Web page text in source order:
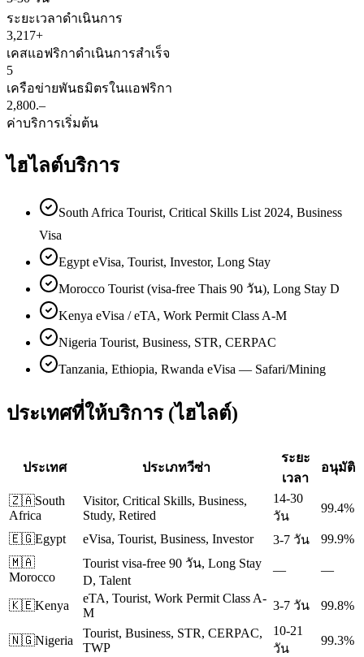
ระยะเวลาดำเนินการ
3,217+
เคสแอฟริกาดำเนินการสำเร็จ
5
เครือข่ายพันธมิตรในแอฟริกา
2,800.–
ค่าบริการเริ่มต้น
ไฮไลต์บริการ
South Africa Tourist, Critical Skills List 2024, Business
Visa
Egypt eVisa, Tourist, Investor, Long Stay
Morocco Tourist (visa-free Thais 90 วัน), Long Stay D
Kenya eVisa / eTA, Work Permit Class A-M
Nigeria Tourist, Business, STR, CERPAC
Tanzania, Ethiopia, Rwanda eVisa — Safari/Mining
ประเทศที่ให้บริการ (ไฮไลต์)
ประเทศ ประเภทวีซ่า
ระยะ
เวลา
อนุมัติ
🇿🇦South
Africa
Visitor, Critical Skills, Business,
Study, Retired
14-30
วัน
99.4%
🇪🇬Egypt eVisa, Tourist, Business, Investor 3-7 วัน
99.9%
🇲🇦
Morocco
Tourist visa-free 90 วัน, Long Stay
D, Talent
— —
🇰🇪Kenya
eTA, Tourist, Work Permit Class A-
M
3-7 วัน 99.8%
🇳🇬Nigeria
Tourist, Business, STR, CERPAC,
TWP
10-21
วัน
99.3%